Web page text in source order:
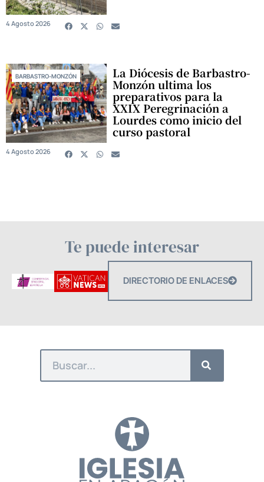
4 Agosto 2026
BARBASTRO-MONZÓN La Diócesis de Barbastro-
Monzón ultima los
preparativos para la
XXIX Peregrinación a
Lourdes como inicio del
curso pastoral
4 Agosto 2026
Te puede interesar
DIRECTORIO DE ENLACES